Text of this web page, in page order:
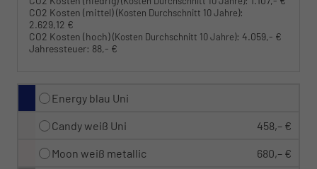
CO2 Kosten (mittel)(Kosten Durchschnitt 10 Jahre):
2.629,12 €
CO2 Kosten (hoch)(Kosten Durchschnitt 10 Jahre): 4.059,- €
Jahressteuer: 88,- €
Energy blau Uni
Candy weiß Uni 458,– €
Moon weiß metallic 680,– €